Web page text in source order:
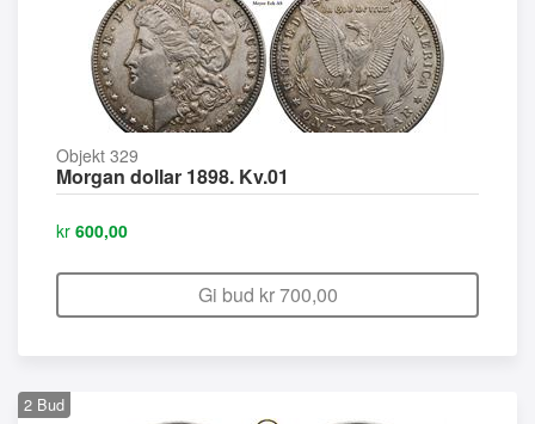
Objekt 329
Morgan dollar 1898. Kv.01
kr 600,00
Gi bud kr700,00
2 Bud